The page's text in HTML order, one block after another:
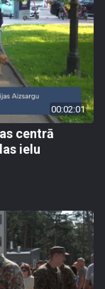
00:02:01
centrā
ielu